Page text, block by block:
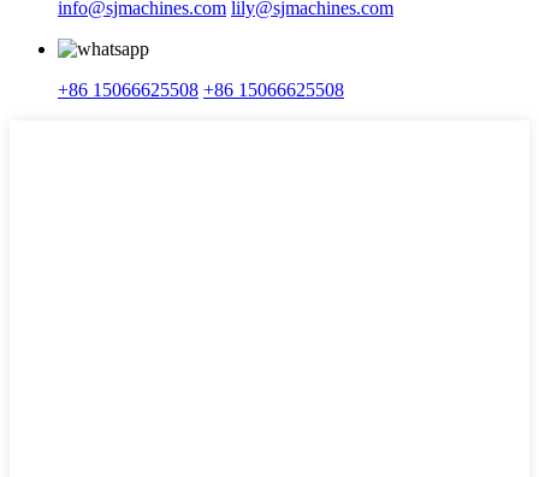
info@sjmachines.com lily@sjmachines.com
+86 15066625508 +86 15066625508